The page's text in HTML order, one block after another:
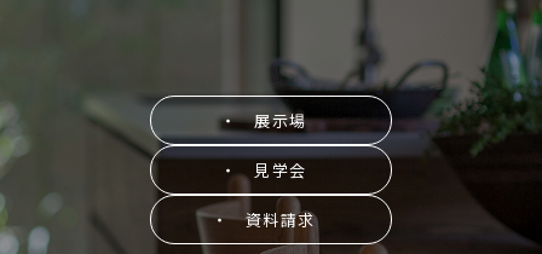
・ 展示場
・ 見学会
・ 資料請求